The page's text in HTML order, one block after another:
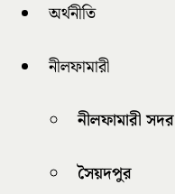
অর্থনীতি
নীলফামারী
নীলফামারী সদর
সৈয়দপুর